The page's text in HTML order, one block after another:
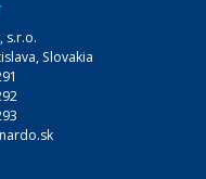
s.r.o.
Slovakia